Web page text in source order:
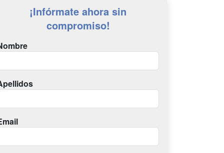
¡Infórmate ahora sin
compromiso!